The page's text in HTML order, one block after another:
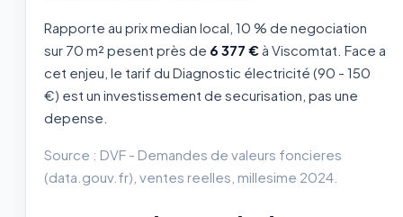
Rapporte au prix median local, 10 % de negociation
sur 70 m² pesent près de 6 377 € à Viscomtat. Face a
cet enjeu, le tarif du Diagnostic électricité (90 - 150
€) est un investissement de securisation, pas une
depense.
Source : DVF - Demandes de valeurs foncieres
(data.gouv.fr), ventes reelles, millesime 2024.